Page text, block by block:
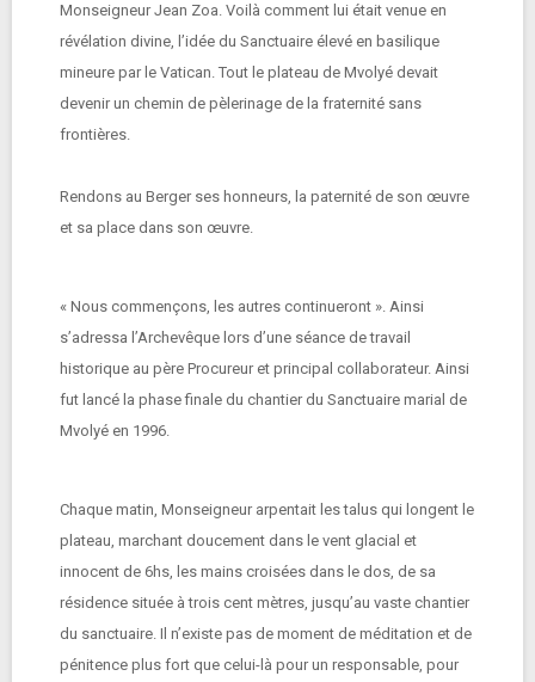
Monseigneur Jean Zoa. Voilà comment lui était venue en
révélation divine, l’idée du Sanctuaire élevé en basilique
mineure par le Vatican. Tout le plateau de Mvolyé devait
devenir un chemin de pèlerinage de la fraternité sans
frontières.
Rendons au Berger ses honneurs, la paternité de son œuvre
et sa place dans son œuvre.
« Nous commençons, les autres continueront ». Ainsi
s’adressa l’Archevêque lors d’une séance de travail
historique au père Procureur et principal collaborateur. Ainsi
fut lancé la phase finale du chantier du Sanctuaire marial de
Mvolyé en 1996.
Chaque matin, Monseigneur arpentait les talus qui longent le
plateau, marchant doucement dans le vent glacial et
innocent de 6hs, les mains croisées dans le dos, de sa
résidence située à trois cent mètres, jusqu’au vaste chantier
du sanctuaire. Il n’existe pas de moment de méditation et de
pénitence plus fort que celui-là pour un responsable, pour